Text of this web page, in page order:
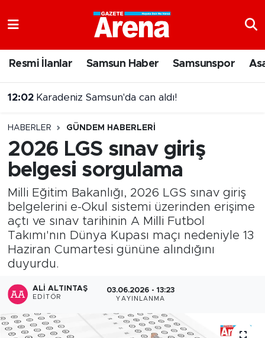
Resmi İlanlar Samsun Haber Samsunspor
12:02 Karadeniz Samsun'da can aldı!
11:53 Samsunspor transferde hız kesmiyor
HABERLER GÜNDEM HABERLERI
2026 LGS sınav giriş
belgesi sorgulama
Milli Eğitim Bakanlığı, 2026 LGS sınav giriş
belgelerini e-Okul sistemi üzerinden erişime
açtı ve sınav tarihinin A Milli Futbol
Takımı'nın Dünya Kupası maçı nedeniyle 13
Haziran Cumartesi gününe alındığını
duyurdu.
ALI ALTINTAŞ
EDITÖR
03.06.2026 - 13:23
YAYINLANMA
Süper Lig Puan Durumu ve Fikstür
Tüm Manşetler
Son Dakika Haberleri
Haber Arşivi